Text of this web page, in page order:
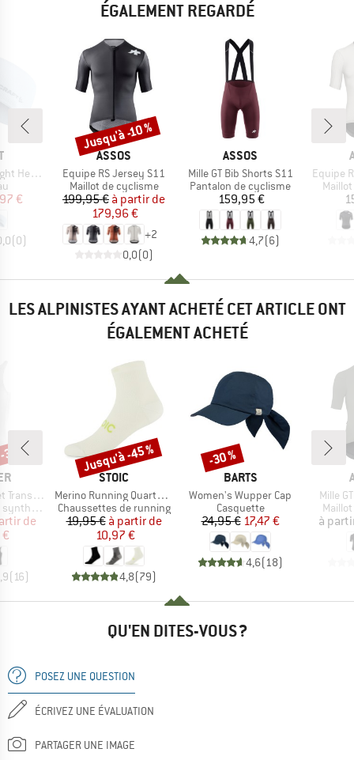
ÉGALEMENT REGARDÉ
réduit
€
(0)
MARQUE
ASSOS
Article
Equipe RS Jersey S11
Product group
Maillot de cyclisme
Prix
199,95 € Prix réduit
à partir de
179,96 €
+2
0,0(0)
Remise
Jusqu'à -10 %
MARQUE
ASSOS
Article
Mille GT Bib Shorts S11
Product group
Pantalon de cyclisme
Prix
159,95 €
4,7(6)
Article
Equipe
LES ALPINISTES AYANT ACHETÉ CET ARTICLE ONT
ÉGALEMENT ACHETÉ
Light
réduit
de
(16)
%
MARQUE
STOIC
Article
Merino Running Quarter+ light socks
Product group
Chaussettes de running
Prix
19,95 € Prix réduit
à partir de
10,97 €
4,8(79)
Remise
Jusqu'à -45 %
MARQUE
BARTS
Article
Women's Wupper Cap
Product group
Casquette
Prix
24,95 €Prix réduit
17,47 €
4,6(18)
Remise
-30 %
Article
Mille
à
QU'EN DITES-VOUS ?
POSEZ UNE QUESTION
ÉCRIVEZ UNE ÉVALUATION
PARTAGER UNE IMAGE